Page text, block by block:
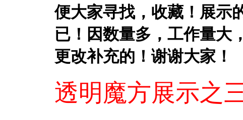
便大家寻找，收藏！展示
已！因数量多，工作量大
更改补充的！谢谢大家！
透明魔方展示之